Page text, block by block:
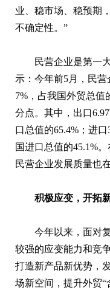
业、稳市场、稳预期
不确定性。”
民营企业是第一
示：今年前5月，民
7%，占我国外贸总值
分点。其中，出口
口总值的65.4%；进
国进口总值的45.1%
民营企业发展质量也
积极应变，开拓
今年以来，面对
较强的应变能力和竞
打造新产品新优势，
场新空间，提升外贸“